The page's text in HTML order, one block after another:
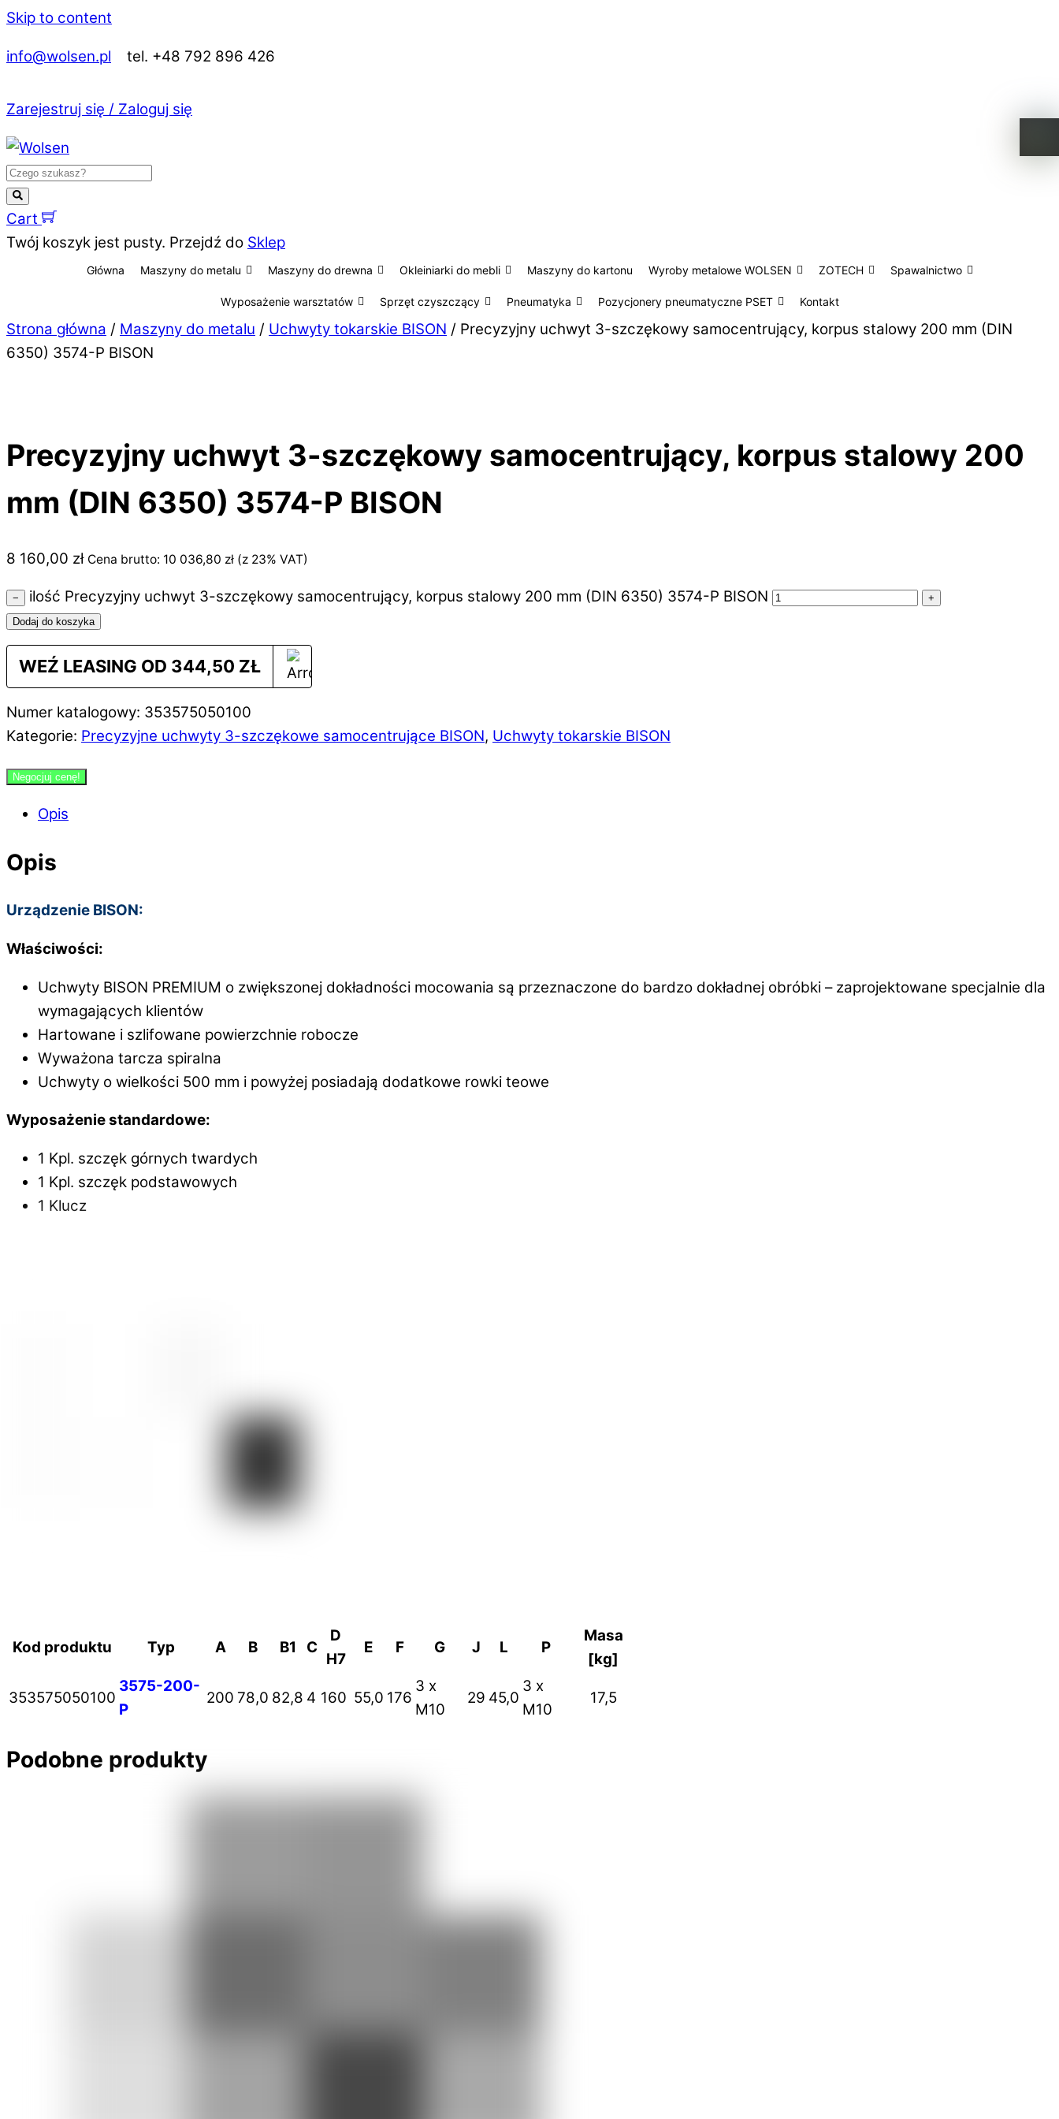
Skip to content
info@wolsen.pl tel. +48 792 896 426
Zarejestruj się / Zaloguj się
Cart
Twój koszyk jest pusty. Przejdź do Sklep
Główna Maszyny do metalu Maszyny do drewna Okleiniarki do mebli Maszyny do kartonu Wyroby metalowe WOLSEN ZOTECH Spawalnictwo
Wyposażenie warsztatów Sprzęt czyszczący Pneumatyka Pozycjonery pneumatyczne PSET Kontakt
Strona główna / Maszyny do metalu / Uchwyty tokarskie BISON / Precyzyjny uchwyt 3-szczękowy samocentrujący, korpus stalowy 200 mm (DIN
6350) 3574-P BISON
Precyzyjny uchwyt 3-szczękowy samocentrujący, korpus stalowy 200
mm (DIN 6350) 3574-P BISON
8 160,00 zł Cena brutto: 10 036,80 zł (z 23% VAT)
− ilość Precyzyjny uchwyt 3-szczękowy samocentrujący, korpus stalowy 200 mm (DIN 6350) 3574-P BISON
+
Dodaj do koszyka
WEŹ LEASING OD 344,50 ZŁ
Numer katalogowy: 353575050100
Kategorie: Precyzyjne uchwyty 3-szczękowe samocentrujące BISON, Uchwyty tokarskie BISON
Negocjuj cenę!
Opis
Opis
Urządzenie BISON:
Właściwości:
Uchwyty BISON PREMIUM o zwiększonej dokładności mocowania są przeznaczone do bardzo dokładnej obróbki – zaprojektowane specjalnie dla
wymagających klientów
Hartowane i szlifowane powierzchnie robocze
Wyważona tarcza spiralna
Uchwyty o wielkości 500 mm i powyżej posiadają dodatkowe rowki teowe
Wyposażenie standardowe:
1 Kpl. szczęk górnych twardych
1 Kpl. szczęk podstawowych
1 Klucz
Kod produktu Typ A B B1 C
D
H7
E F G J L P
Masa
[kg]
353575050100
3575-200-
P
200 78,0 82,8 4 160 55,0 176
3 x
M10
29 45,0
3 x
M10
17,5
Podobne produkty